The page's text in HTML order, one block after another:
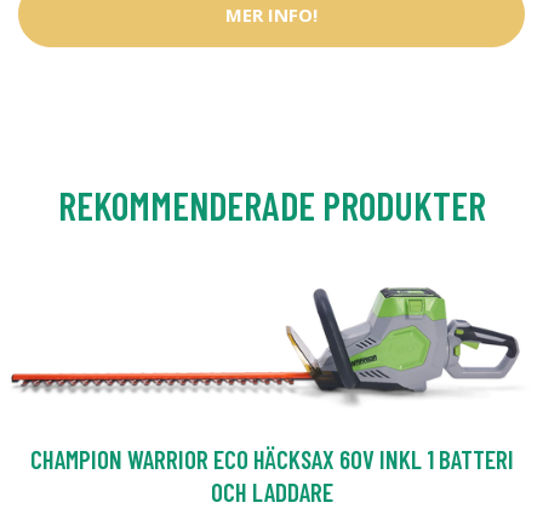
MER INFO!
REKOMMENDERADE PRODUKTER
CHAMPION WARRIOR ECO HÄCKSAX 60V INKL 1 BATTERI
OCH LADDARE